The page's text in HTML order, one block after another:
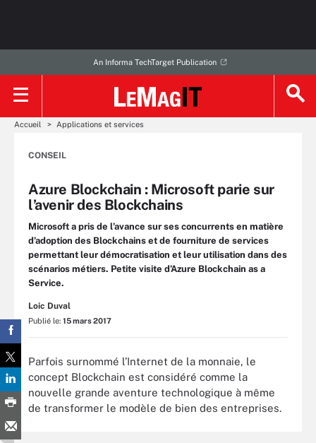
An Informa TechTarget Publication
Accueil Applications et services
CONSEIL
Azure Blockchain : Microsoft parie sur
l’avenir des Blockchains
Microsoft a pris de l’avance sur ses concurrents en matière
d’adoption des Blockchains et de fourniture de services
permettant leur démocratisation et leur utilisation dans des
scénarios métiers. Petite visite d’Azure Blockchain as a
Service.
Loic Duval
Publié le: 15 mars 2017
Parfois surnommé l’Internet de la monnaie, le
concept Blockchain est considéré comme la
nouvelle grande aventure technologique à même
de transformer le modèle de bien des entreprises.